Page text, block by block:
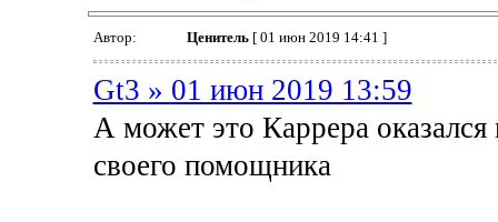
Автор: Ценитель[ 01 июн 2019 14:41 ]
Gt3 » 01 июн 2019 13:59
А может это Каррера
своего помощника